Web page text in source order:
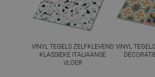
VINYL TEGELS ZELFKLEVEND
KLASSIEKE ITALIAANSE
VLOER
VINYL